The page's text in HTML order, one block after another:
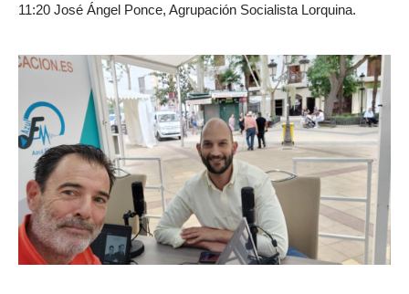
11:20 José Ángel Ponce, Agrupación Socialista Lorquina.